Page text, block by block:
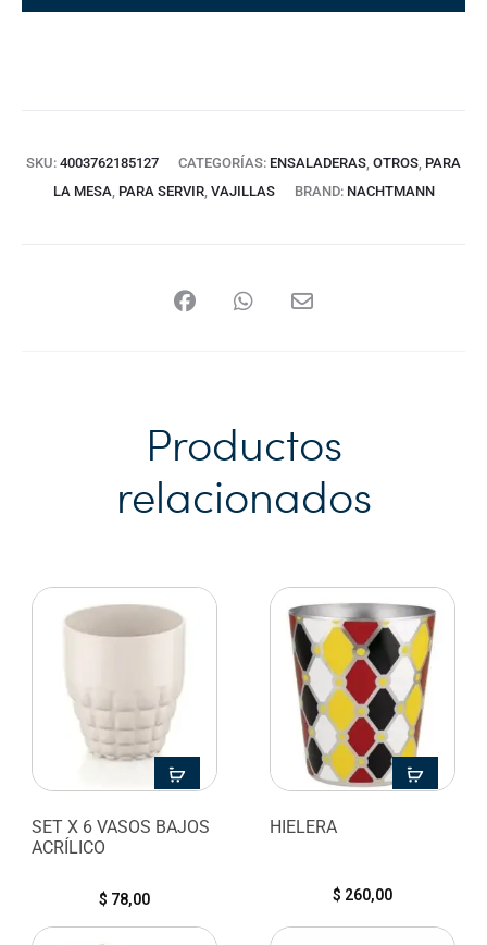
SKU: 4003762185127 CATEGORÍAS: ENSALADERAS, OTROS, PARA
LA MESA, PARA SERVIR, VAJILLAS BRAND: NACHTMANN
Productos
relacionados
SET X 6 VASOS BAJOS
ACRÍLICO
$ 78,00
HIELERA
$ 260,00